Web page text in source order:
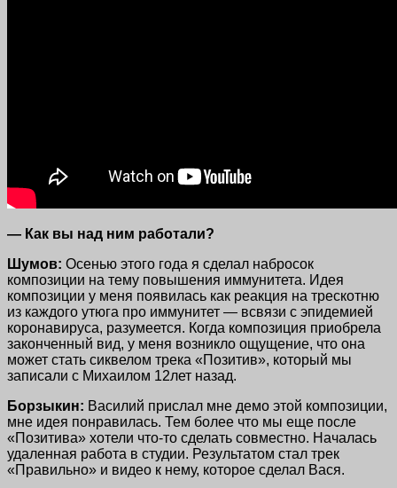
— Как вы над ним работали?
Шумов: Осенью этого года я сделал набросок
композиции на тему повышения иммунитета. Идея
композиции у меня появилась как реакция на трескотню
из каждого утюга про иммунитет — всвязи с эпидемией
коронавируса, разумеется. Когда композиция приобрела
законченный вид, у меня возникло ощущение, что она
может стать сиквелом трека «Позитив», который мы
записали с Михаилом 12лет назад.
Борзыкин: Василий прислал мне демо этой композиции,
мне идея понравилась. Тем более что мы еще после
«Позитива» хотели что-то сделать совместно. Началась
удаленная работа в студии. Результатом стал трек
«Правильно» и видео к нему, которое сделал Вася.